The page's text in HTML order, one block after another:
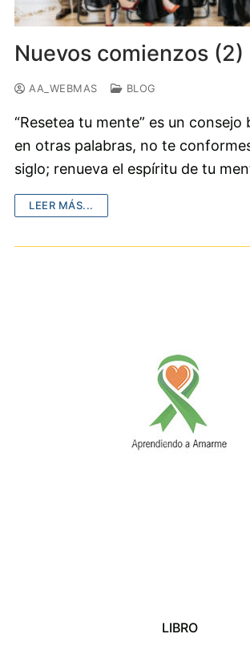
Nuevos comienzos (2)
AA_WEBMAS BLOG
“Resetea tu mente” es un consejo
en otras palabras, no te
siglo; renueva el espíritu de tu
LEER MÁS...
LIBRO